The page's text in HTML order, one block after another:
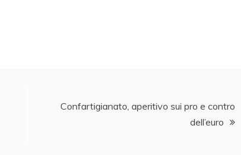
Confartigianato, aperitivo sui pro e contro
dell’euro